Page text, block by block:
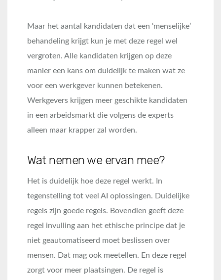
Maar het aantal kandidaten dat een ‘menselijke’
behandeling krijgt kun je met deze regel wel
vergroten. Alle kandidaten krijgen op deze
manier een kans om duidelijk te maken wat ze
voor een werkgever kunnen betekenen.
Werkgevers krijgen meer geschikte kandidaten
in een arbeidsmarkt die volgens de experts
alleen maar krapper zal worden.
Wat nemen we ervan mee?
Het is duidelijk hoe deze regel werkt. In
tegenstelling tot veel AI oplossingen. Duidelijke
regels zijn goede regels. Bovendien geeft deze
regel invulling aan het ethische principe dat je
niet geautomatiseerd moet beslissen over
mensen. Dat mag ook meetellen. En deze regel
zorgt voor meer plaatsingen. De regel is